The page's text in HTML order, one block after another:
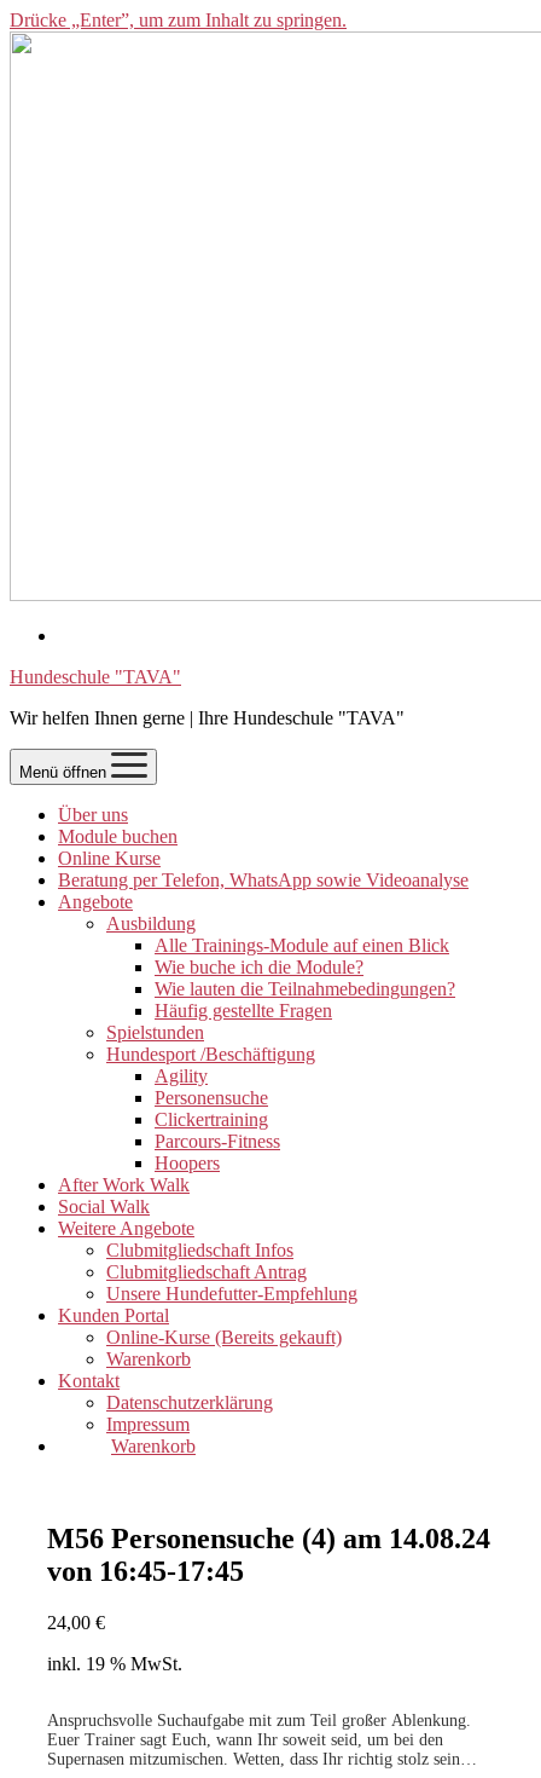
Drücke „Enter”, um zum Inhalt zu springen.
Hundeschule "TAVA"
Wir helfen Ihnen gerne | Ihre Hundeschule "TAVA"
Menü öffnen
Über uns
Module buchen
Online Kurse
Beratung per Telefon, WhatsApp sowie Videoanalyse
Angebote
Ausbildung
Alle Trainings-Module auf einen Blick
Wie buche ich die Module?
Wie lauten die Teilnahmebedingungen?
Häufig gestellte Fragen
Spielstunden
Hundesport /Beschäftigung
Agility
Personensuche
Clickertraining
Parcours-Fitness
Hoopers
After Work Walk
Social Walk
Weitere Angebote
Clubmitgliedschaft Infos
Clubmitgliedschaft Antrag
Unsere Hundefutter-Empfehlung
Kunden Portal
Online-Kurse (Bereits gekauft)
Warenkorb
Kontakt
Datenschutzerklärung
Impressum
Warenkorb
M56 Personensuche (4) am 14.08.24
von 16:45-17:45
24,00 €
inkl. 19 % MwSt.
Anspruchsvolle Suchaufgabe mit zum Teil großer Ablenkung.
Euer Trainer sagt Euch, wann Ihr soweit seid, um bei den
Supernasen mitzumischen. Wetten, dass Ihr richtig stolz sein